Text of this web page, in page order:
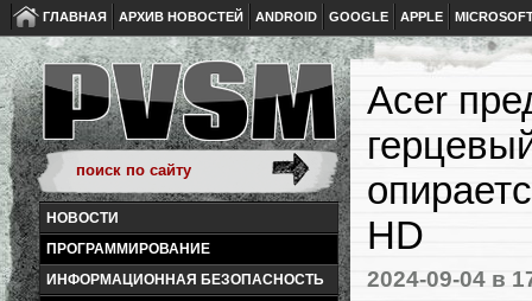
ГЛАВНАЯ АРХИВ НОВОСТЕЙ ANDROID GOOGLE APPLE
НОВОСТИ
ПРОГРАММИРОВАНИЕ
ИНФОРМАЦИОННАЯ БЕЗОПАСНОСТЬ
Acer
HD
2024-09-04 в